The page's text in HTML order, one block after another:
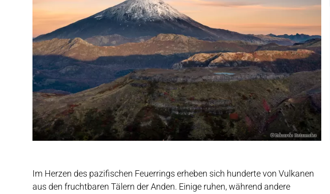
Im Herzen des pazifischen Feuerrings erheben sich hunderte von Vulkanen
aus den fruchtbaren Tälern der Anden. Einige ruhen, während andere